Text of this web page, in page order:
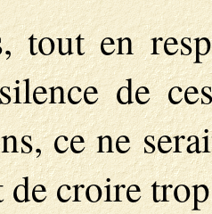
tout en
de
ce ne
croire